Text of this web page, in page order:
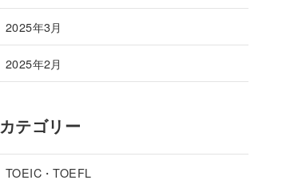
2025年3月
2025年2月
カテゴリー
TOEIC・TOEFL